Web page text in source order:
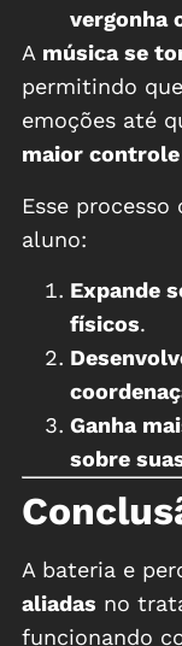
vergonha
A música se
permitindo
emoções até
maior
Esse processo
aluno:
Expande
físicos.
Ganha
sobre
A bateria e
aliadas no
funcionando